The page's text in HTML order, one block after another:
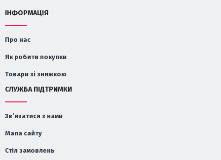
ІНФОРМАЦІЯ
Про нас
Як робити покупки
Товари зі знижкою
СЛУЖБА ПІДТРИМКИ
Зв’язатися з нами
Мапа сайту
Стіл замовлень